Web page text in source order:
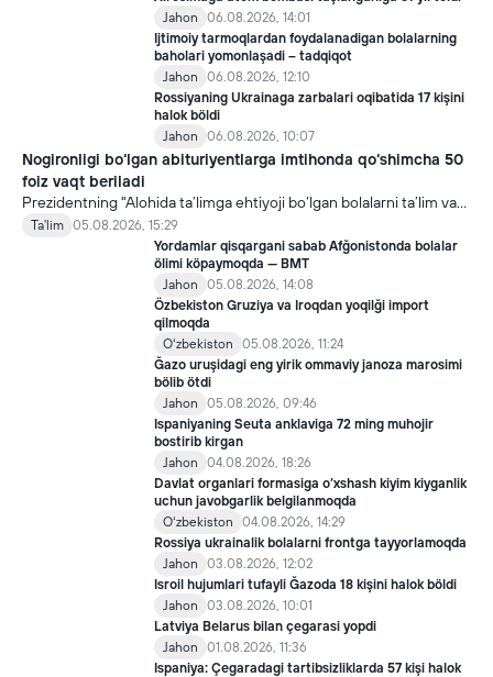
Jahon
06.08.2026, 14:01
Ijtimoiy tarmoqlardan foydalanadigan bolalarning
baholari yomonlaşadi – tadqiqot
Jahon
06.08.2026, 12:10
Rossiyaning Ukrainaga zarbalari oqibatida 17 kişini
halok böldi
Jahon
06.08.2026, 10:07
Nogironligi bo‘lgan abituriyentlarga imtihonda qo‘shimcha 50
foiz vaqt beriladi
Prezidentning "Alohida ta’limga ehtiyoji bo‘lgan bolalarni ta’lim va
ijtimoiy xizmatlar bilan qamrab olish tizimini takomillashtirish
bo‘yicha qo‘shimcha chora-tadbirlar to‘g‘risida"gi qarori bilan
inklyuziv ta’lim sohasida qator yangi mexanizmlar joriy etilmoqda.
Ta'lim 05.08.2026, 15:29
Yordamlar qisqargani sabab Afğonistonda bolalar
ölimi köpaymoqda — BMT
Jahon
05.08.2026, 14:08
Özbekiston Gruziya va Iroqdan yoqilği import
qilmoqda
Oʻzbekiston
05.08.2026, 11:24
Ğazo uruşidagi eng yirik ommaviy janoza marosimi
bölib ötdi
Jahon
05.08.2026, 09:46
Ispaniyaning Seuta anklaviga 72 ming muhojir
bostirib kirgan
Jahon
04.08.2026, 18:26
Davlat organlari formasiga o‘xshash kiyim kiyganlik
uchun javobgarlik belgilanmoqda
Oʻzbekiston
04.08.2026, 14:29
Rossiya ukrainalik bolalarni frontga tayyorlamoqda
Jahon
03.08.2026, 12:02
Isroil hujumlari tufayli Ğazoda 18 kişini halok böldi
Jahon
03.08.2026, 10:01
Latviya Belarus bilan çegarasi yopdi
Jahon
01.08.2026, 11:36
Ispaniya: Çegaradagi tartibsizliklarda 57 kişi halok